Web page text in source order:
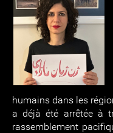
humains dans les
a déjà été arrêtée à
rassemblement